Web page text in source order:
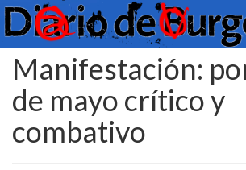
Manifestación:
de mayo crí­tico y
combativo